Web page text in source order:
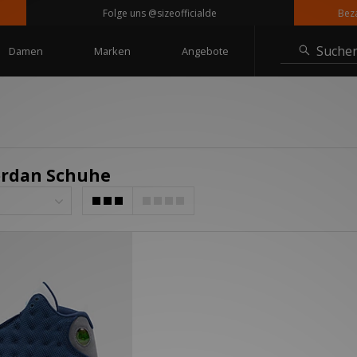
Folge uns @sizeofficialde
Damen Marken Angebote
Schuhe